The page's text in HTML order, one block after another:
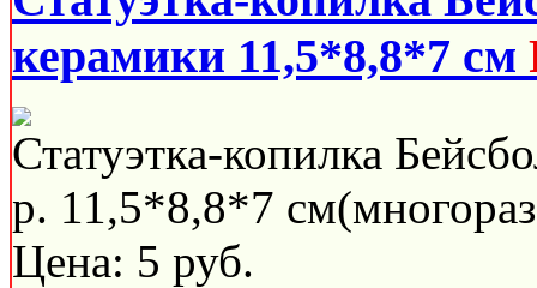
керамики 11,5*8,8*7 см
Статуэтка-копилка
р. 11,5*8,8*7
Цена: 5 руб.